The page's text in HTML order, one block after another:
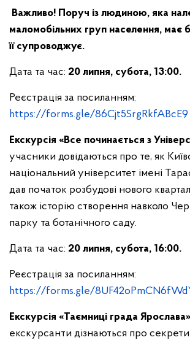
Важливо! Поруч із людиною, яка
маломобільних груп населення, має
її супроводжує.
Дата та час: 20 липня, субота, 13:00.
Реєстрація за посиланням:
https://forms.gle/86Cjt5SrgRkfABcE9
Екскурсія «Все починається з
учасники довідаються про те, як
національний університет імені
дав початок розбудові нового
також історію створення навколо
парку та ботанічного саду.
Дата та час: 20 липня, субота, 16:00.
Реєстрація за посиланням:
https://forms.gle/
Екскурсія «Таємниці града Ярослава»
екскурсанти дізнаються про